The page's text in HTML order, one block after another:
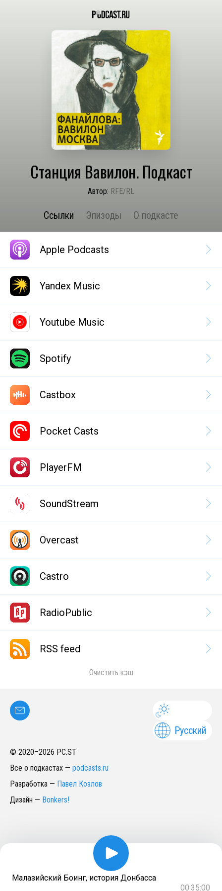
Станция Вавилон. Подкаст
Автор: RFE/RL
Ссылки Эпизоды О подкасте
Apple Podcasts
Yandex Music
Youtube Music
Spotify
Castbox
Pocket Casts
PlayerFM
SoundStream
Overcast
Castro
RadioPublic
RSS feed
Очистить кэш
Русский
© 2020–2026 PC.ST
Все о подкастах — podcasts.ru
Разработка — Павел Козлов
Дизайн — Bonkers!
Малазийский Боинг, история Донбасса
00:35:00